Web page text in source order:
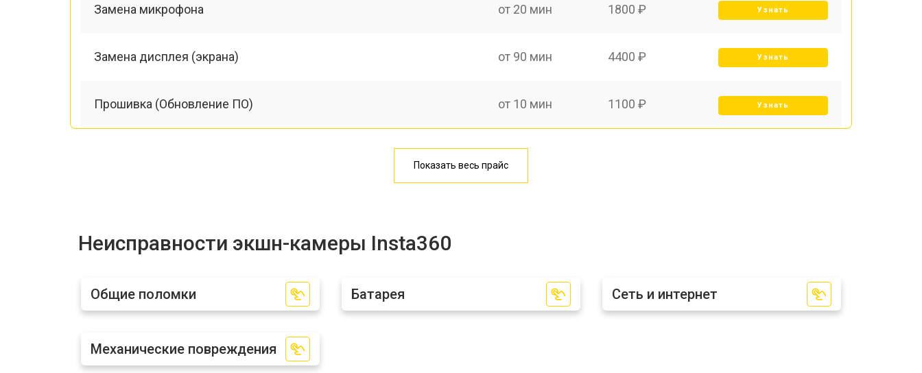
Замена микрофона от 20 мин 1800 ₽ Узнать
Замена дисплея (экрана) от 90 мин 4400 ₽ Узнать
Прошивка (Обновление ПО) от 10 мин 1100 ₽ Узнать
от 30 мин
Чистка оптики(линзоблока)
Показать весь прайс
Неисправности экшн-камеры Insta360
Общие поломки Батарея Сеть и интернет
Механические повреждения